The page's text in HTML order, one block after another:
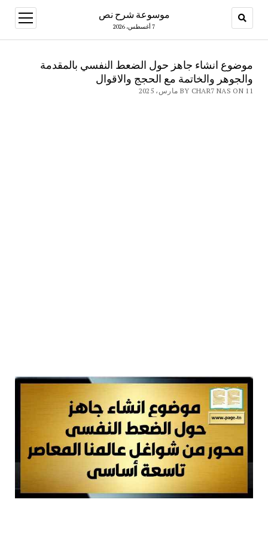
موسوعة شرح نص
7 أغسطس، 2026
open
menu
موضوع انشاء جاهز حول الضعط النفسي بالمقدمة
والجوهر والخاتمة مع الحجج والاقوال
BY CHAR7 NAS ON 11 مارس، 2025